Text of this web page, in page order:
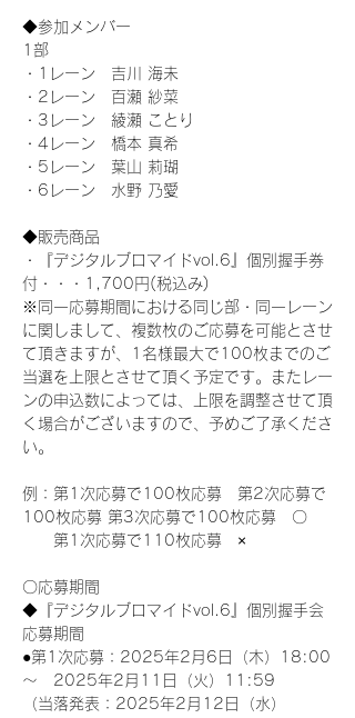
◆参加メンバー
1部
・1レーン　吉川 海未
・2レーン　百瀬 紗菜
・3レーン　綾瀬 ことり
・4レーン　橋本 真希
・5レーン　葉山 莉瑚
・6レーン　水野 乃愛
◆販売商品
・『デジタルブロマイドvol.6』個別握手券
付・・・1,700円(税込み)
※同一応募期間における同じ部・同一レーン
に関しまして、複数枚のご応募を可能とさせ
て頂きますが、1名様最大で100枚までのご
当選を上限とさせて頂く予定です。またレー
ンの申込数によっては、上限を調整させて頂
く場合がございますので、予めご了承くださ
い。
例：第1次応募で100枚応募　第2次応募で
100枚応募 第3次応募で100枚応募　〇
第1次応募で110枚応募　×
〇応募期間
◆『デジタルブロマイドvol.6』個別握手会
応募期間
●第1次応募：2025年2月6日（木）18:00
～　2025年2月11日（火）11:59
（当落発表：2025年2月12日（水）